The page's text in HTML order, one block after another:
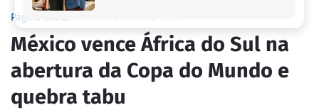
Página inicial
México vence África do Sul na
abertura da Copa do Mundo e
quebra tabu